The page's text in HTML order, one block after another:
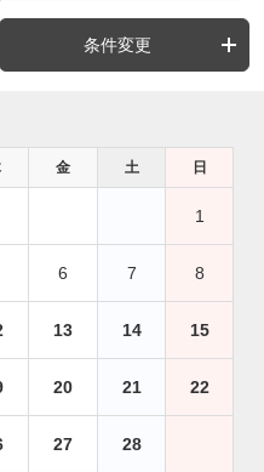
条件変更
金 土 日
1
6 7 8
13 14 15
20 21 22
27 28